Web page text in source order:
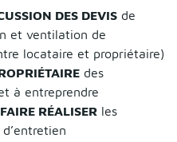
DES DEVIS de
et ventilation de
locataire et propriétaire)
des
à entreprendre
FAIRE RÉALISER les